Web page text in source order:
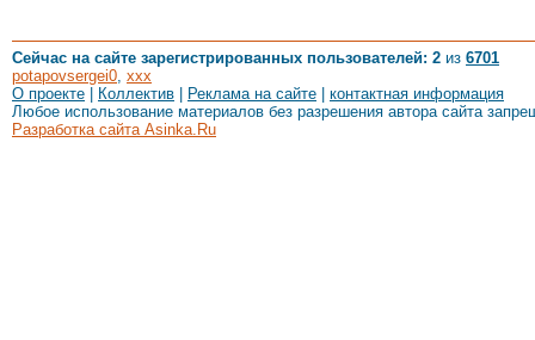
Сейчас на сайте зарегистрированных пользователей: 2 из 6701
potapovsergei0, xxx
О проекте
Коллектив Реклама на сайте
контактная информация
Любое использование материалов без разрешения автора сайта
Разработка сайта Asinka.Ru